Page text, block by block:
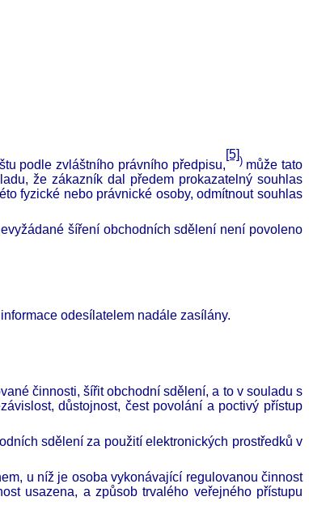
podle zvláštního právního předpisu,
[5])může tato
že zákazník dal předem prokazatelný souhlas
fyzické nebo právnické osoby, odmítnout souhlas
šíření obchodních sdělení není povoleno
odesílatelem nadále zasílány.
činnosti, šířit obchodní sdělení, a to v souladu s
důstojnost, čest povolání a poctivý přístup
sdělení za použití elektronických prostředků v
u níž je osoba vykonávající regulovanou činnost
usazena, a způsob trvalého veřejného přístupu